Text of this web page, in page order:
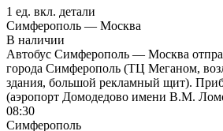
1 ед. вкл. детали
Симферополь — Москва
В наличии
Автобус Симферополь — Москва
города Симферополь (ТЦ Меганом,
здания, большой рекламный щит).
(аэропорт Домодедово имени В.М.
08:30
Симферополь